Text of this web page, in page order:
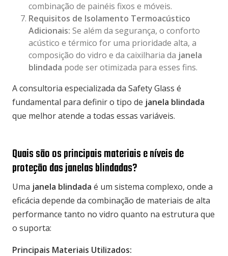
combinação de painéis fixos e móveis.
Requisitos de Isolamento Termoacústico
Adicionais: Se além da segurança, o conforto
acústico e térmico for uma prioridade alta, a
composição do vidro e da caixilharia da janela
blindada pode ser otimizada para esses fins.
A consultoria especializada da Safety Glass é
fundamental para definir o tipo de janela blindada
que melhor atende a todas essas variáveis.
Quais são os principais materiais e níveis de
proteção das janelas blindadas?
Uma janela blindada é um sistema complexo, onde a
eficácia depende da combinação de materiais de alta
performance tanto no vidro quanto na estrutura que
o suporta:
Principais Materiais Utilizados: